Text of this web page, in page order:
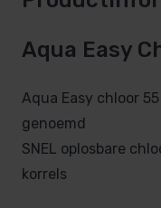
Aqua Easy
Aqua Easy chloor
genoemd
SNEL oplosbare
korrels